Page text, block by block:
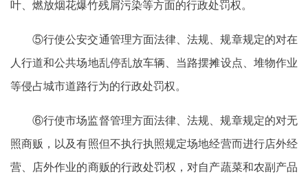
叶、燃放烟花爆竹残屑污染等方面的行政处罚权。
⑤行使公安交通管理方面法律、法规、规章规定的对在
人行道和公共场地乱停乱放车辆、当路摆摊设点、堆物作业
等侵占城市道路行为的行政处罚权。
⑥行使市场监督管理方面法律、法规、规章规定的对无
照商贩，以及有照但不执行执照规定场地经营而进行店外经
营、店外作业的商贩的行政处罚权，对自产蔬菜和农副产品